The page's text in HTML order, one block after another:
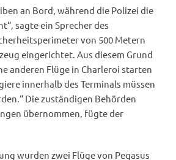
an Bord, während die Polizei die
sagte ein Sprecher des
von 500 Metern
eingerichtet. Aus diesem Grund
anderen Flüge in Charleroi starten
innerhalb des Terminals müssen
Die zuständigen Behörden
übernommen, fügte der
wurden zwei Flüge von Pegasus